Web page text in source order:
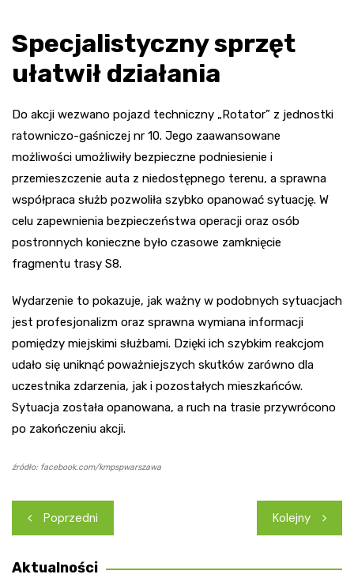
Specjalistyczny sprzęt
ułatwił działania
Do akcji wezwano pojazd techniczny „Rotator” z jednostki
ratowniczo-gaśniczej nr 10. Jego zaawansowane
możliwości umożliwiły bezpieczne podniesienie i
przemieszczenie auta z niedostępnego terenu, a sprawna
współpraca służb pozwoliła szybko opanować sytuację. W
celu zapewnienia bezpieczeństwa operacji oraz osób
postronnych konieczne było czasowe zamknięcie
fragmentu trasy S8.
Wydarzenie to pokazuje, jak ważny w podobnych sytuacjach
jest profesjonalizm oraz sprawna wymiana informacji
pomiędzy miejskimi służbami. Dzięki ich szybkim reakcjom
udało się uniknąć poważniejszych skutków zarówno dla
uczestnika zdarzenia, jak i pozostałych mieszkańców.
Sytuacja została opanowana, a ruch na trasie przywrócono
po zakończeniu akcji.
źródło: facebook.com/kmpspwarszawa
Nawigacja
wpisu
Poprzedni Kolejny
Aktualności